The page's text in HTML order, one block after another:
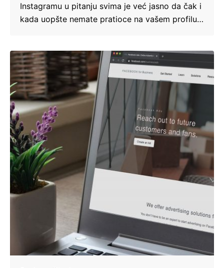
Instagramu u pitanju svima je već jasno da čak i
kada uopšte nemate pratioce na vašem profilu…